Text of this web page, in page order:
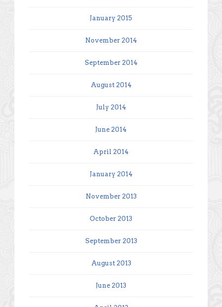
January 2015
November 2014
September 2014
August 2014
July 2014
June 2014
April 2014
January 2014
November 2013
October 2013
September 2013
August 2013
June 2013